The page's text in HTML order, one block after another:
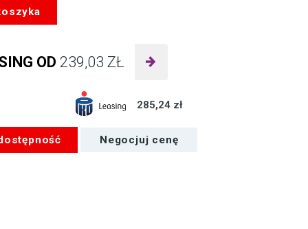
OD 239,03 ZŁ
285,24 zł
Negocjuj cenę